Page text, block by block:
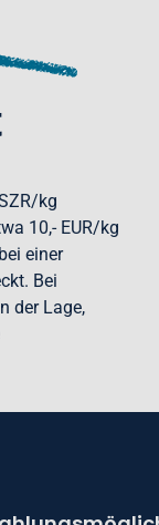
kg
10,- EUR/kg
einer
Bei
der Lage,